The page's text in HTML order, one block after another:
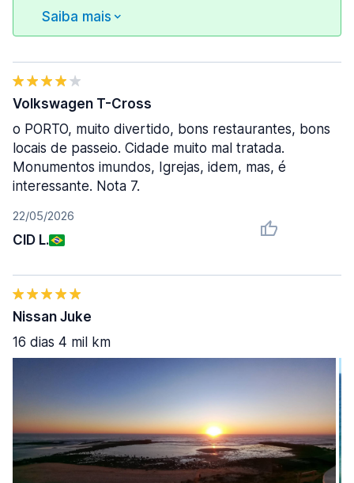
Saiba mais
22/05/2026
CID L.
Volkswagen T-Cross
o PORTO, muito divertido, bons restaurantes, bons
locais de passeio. Cidade muito mal tratada.
Monumentos imundos, Igrejas, idem, mas, é
interessante. Nota 7.
Nissan Juke
16 dias 4 mil km